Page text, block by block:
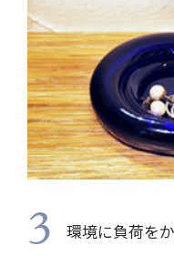
3 環境に負荷を